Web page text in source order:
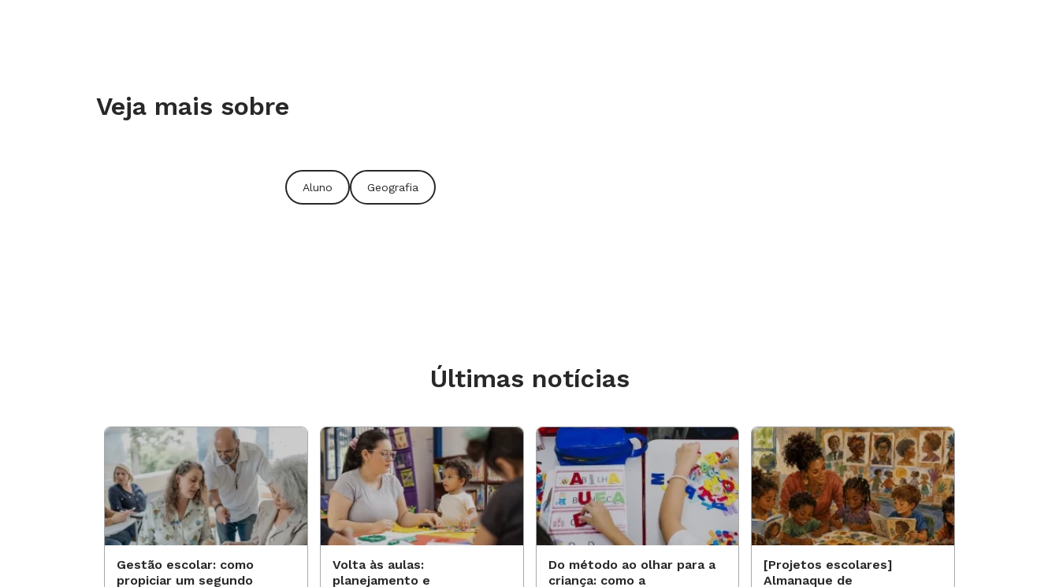
Veja mais sobre
Aluno Geografia
Últimas notícias
Gestão escolar: como
propiciar um segundo
Volta às aulas:
planejamento e
Do método ao olhar para a
criança: como a
[Projetos escolares]
Almanaque de